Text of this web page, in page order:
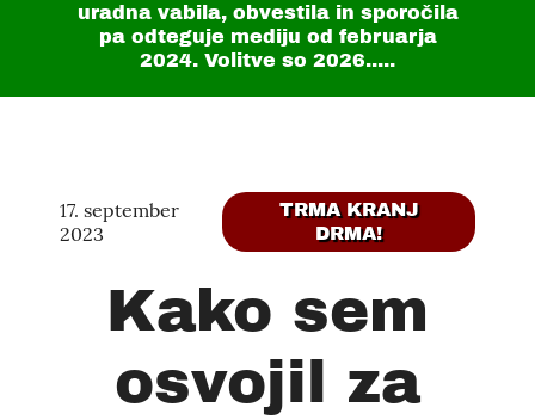
uradna vabila, obvestila in sporočila
pa odteguje mediju od februarja
2024. Volitve so 2026.....
17. september
2023
TRMA KRANJ
DRMA!
Kako sem
osvojil za